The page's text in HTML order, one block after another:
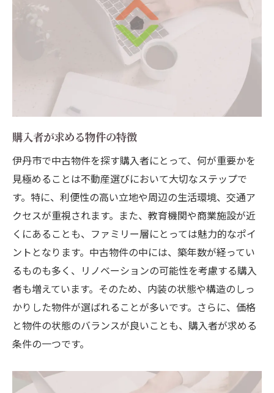
購入者が求める物件の特徴
伊丹市で中古物件を探す購入者にとって、何が重要かを
見極めることは不動産選びにおいて大切なステップで
す。特に、利便性の高い立地や周辺の生活環境、交通ア
クセスが重視されます。また、教育機関や商業施設が近
くにあることも、ファミリー層にとっては魅力的なポイ
ントとなります。中古物件の中には、築年数が経ってい
るものも多く、リノベーションの可能性を考慮する購入
者も増えています。そのため、内装の状態や構造のしっ
かりした物件が選ばれることが多いです。さらに、価格
と物件の状態のバランスが良いことも、購入者が求める
条件の一つです。